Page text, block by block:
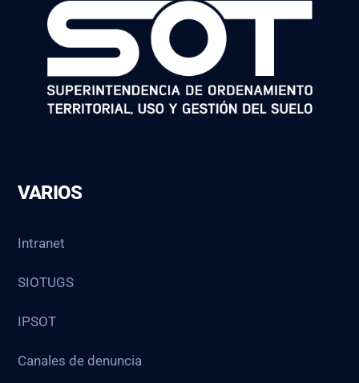
VARIOS
Intranet
SIOTUGS
IPSOT
Canales de denuncia